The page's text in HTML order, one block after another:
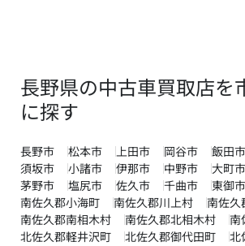
長野県の中古車買取店を
に探す
長野市 松本市 上田市 岡谷市 飯田市
須坂市
小諸市 伊那市 中野市 大町市
茅野市
塩尻市 佐久市 千曲市 東御市
南佐久郡小海町
南佐久郡川上村
南佐久
南佐久郡南相木村
南佐久郡北相木村
南
北佐久郡軽井沢町
北佐久郡御代田町
北